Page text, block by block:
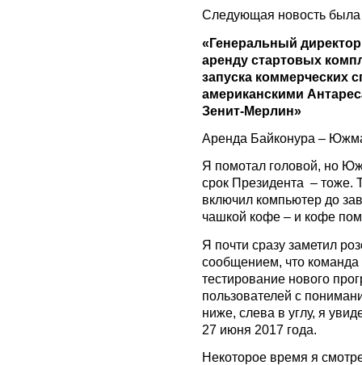
Следующая новость была
«Генеральный
аренду стартовых
запуска коммерческих
американскими
Зенит-Мерлин»
Аренда Байконура –
Я помотал головой, но
срок Президента – тоже.
включил компьютер до
чашкой кофе – и кофе
Я почти сразу заметил
сообщением, что команда
тестирование нового
пользователей с
ниже, слева в углу, я
27 июня 2017 года.
Некоторое время я